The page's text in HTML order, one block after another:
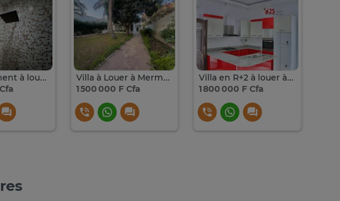
Apparemment à louer à Mermoz derrière la station Elton
Villa à Louer à Mermoz Sotrac derrière El Tonn
1 500 000 F Cfa
Villa en R+2 à louer à Mermoz Sotrac
1 800 000 F Cfa